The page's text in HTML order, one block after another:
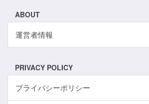
ABOUT
運営者情報
PRIVACY POLICY
プライバシーポリシー